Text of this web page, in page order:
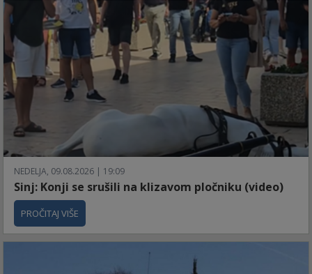
NEDELJA, 09.08.2026 | 19:09
Sinj: Konji se srušili na klizavom pločniku (video)
PROČITAJ VIŠE